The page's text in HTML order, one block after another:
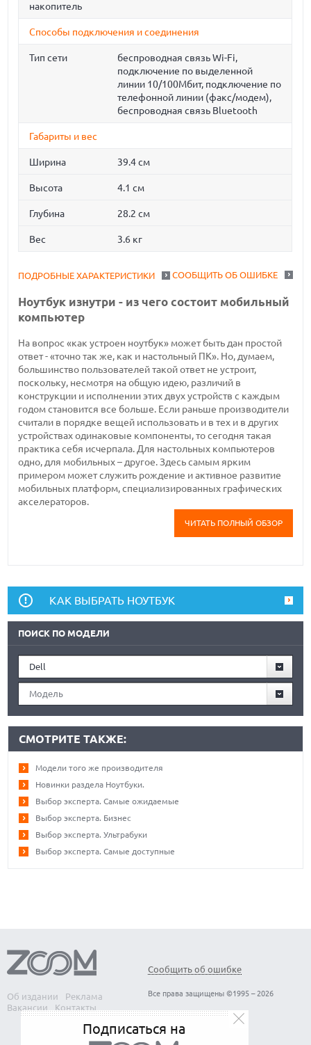
накопитель
Способы подключения и соединения
Тип сети
беспроводная связь Wi-Fi,
подключение по выделенной
линии 10/100Мбит, подключение по
телефонной линии (факс/модем),
беспроводная связь Bluetooth
Габариты и вес
Ширина 39.4 см
Высота 4.1 см
Глубина 28.2 см
Вес 3.6 кг
СООБЩИТЬ ОБ ОШИБКЕ
ПОДРОБНЫЕ ХАРАКТЕРИСТИКИ
Ноутбук изнутри - из чего состоит мобильный
компьютер
На вопрос «как устроен ноутбук» может быть дан простой
ответ - «точно так же, как и настольный ПК». Но, думаем,
большинство пользователей такой ответ не устроит,
поскольку, несмотря на общую идею, различий в
конструкции и исполнении этих двух устройств с каждым
годом становится все больше. Если раньше производители
считали в порядке вещей использовать и в тех и в других
устройствах одинаковые компоненты, то сегодня такая
практика себя исчерпала. Для настольных компьютеров
одно, для мобильных – другое. Здесь самым ярким
примером может служить рождение и активное развитие
мобильных платформ, специализированных графических
акселераторов.
ЧИТАТЬ ПОЛНЫЙ ОБЗОР
КАК ВЫБРАТЬ НОУТБУК
ПОИСК ПО МОДЕЛИ
Dell
Модель
СМОТРИТЕ ТАКЖЕ:
Модели того же производителя
Новинки раздела Ноутбуки.
Выбор эксперта. Самые ожидаемые
Выбор эксперта. Бизнес
Выбор эксперта. Ультрабуки
Выбор эксперта. Самые доступные
Об издании
Реклама
Вакансии
Контакты
Сообщить об ошибке
Все права защищены ©1995 – 2026
Подписаться на